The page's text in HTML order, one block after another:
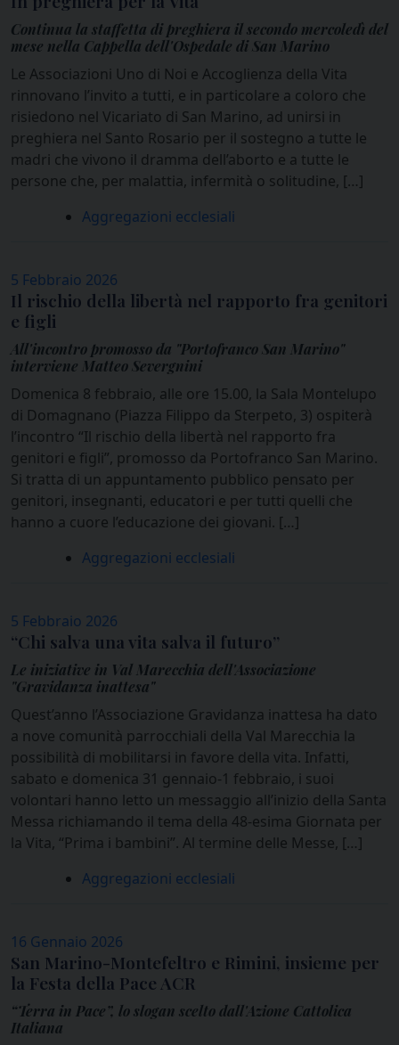
Continua la staffetta di preghiera il secondo mercoledì del
mese nella Cappella dell'Ospedale di San Marino
Le Associazioni Uno di Noi e Accoglienza della Vita
rinnovano l’invito a tutti, e in particolare a coloro che
risiedono nel Vicariato di San Marino, ad unirsi in
preghiera nel Santo Rosario per il sostegno a tutte le
madri che vivono il dramma dell’aborto e a tutte le
persone che, per malattia, infermità o solitudine, […]
Aggregazioni ecclesiali
5 Febbraio 2026
Il rischio della libertà nel rapporto fra genitori
e figli
All'incontro promosso da "Portofranco San Marino"
interviene Matteo Severgnini
Domenica 8 febbraio, alle ore 15.00, la Sala Montelupo
di Domagnano (Piazza Filippo da Sterpeto, 3) ospiterà
l’incontro “Il rischio della libertà nel rapporto fra
genitori e figli”, promosso da Portofranco San Marino.
Si tratta di un appuntamento pubblico pensato per
genitori, insegnanti, educatori e per tutti quelli che
hanno a cuore l’educazione dei giovani. […]
Aggregazioni ecclesiali
5 Febbraio 2026
“Chi salva una vita salva il futuro”
Le iniziative in Val Marecchia dell'Associazione
"Gravidanza inattesa"
Quest’anno l’Associazione Gravidanza inattesa ha dato
a nove comunità parrocchiali della Val Marecchia la
possibilità di mobilitarsi in favore della vita. Infatti,
sabato e domenica 31 gennaio-1 febbraio, i suoi
volontari hanno letto un messaggio all’inizio della Santa
Messa richiamando il tema della 48-esima Giornata per
la Vita, “Prima i bambini”. Al termine delle Messe, […]
Aggregazioni ecclesiali
16 Gennaio 2026
San Marino-Montefeltro e Rimini, insieme per
la Festa della Pace ACR
“Terra in Pace”, lo slogan scelto dall'Azione Cattolica
Italiana